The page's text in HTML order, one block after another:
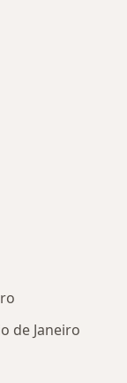
de Janeiro